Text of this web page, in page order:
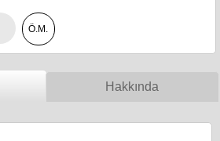
Ö.M.
Hakkında